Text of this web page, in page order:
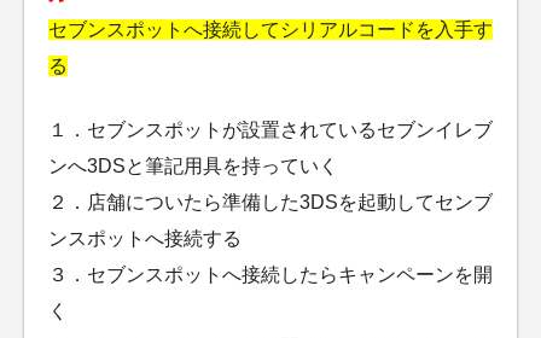
セブンスポットへ接続してシリアルコードを入手す
る
１．セブンスポットが設置されているセブンイレブ
ンへ3DSと筆記用具を持っていく
２．店舗についたら準備した3DSを起動してセンブ
ンスポットへ接続する
３．セブンスポットへ接続したらキャンペーンを開
く